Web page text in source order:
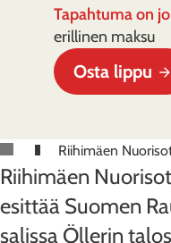
Tapahtuma on
erillinen maksu
Osta lippu
Riihimäen
Riihimäen
esittää Suomen
salissa Öllerin